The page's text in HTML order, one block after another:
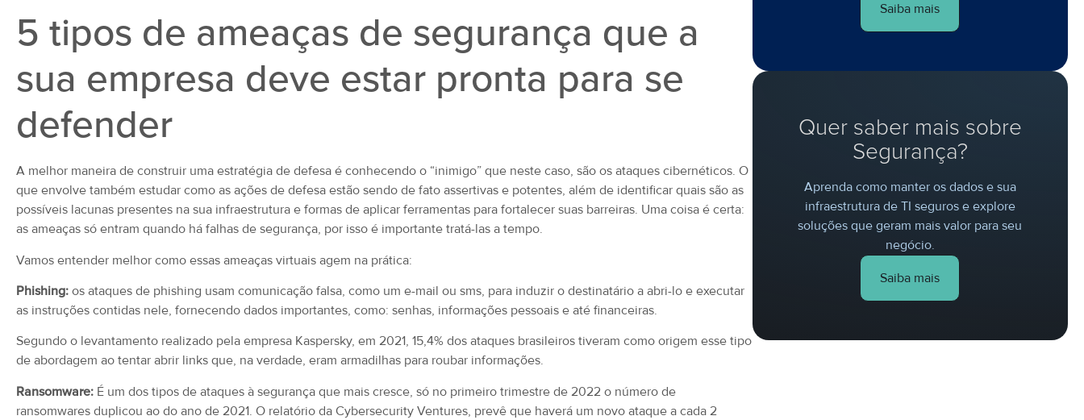
5 tipos de ameaças de segurança que a
sua empresa deve estar pronta para se
defender
A melhor maneira de construir uma estratégia de defesa é conhecendo o “inimigo” que neste caso, são os ataques cibernéticos. O
que envolve também estudar como as ações de defesa estão sendo de fato assertivas e potentes, além de identificar quais são as
possíveis lacunas presentes na sua infraestrutura e formas de aplicar ferramentas para fortalecer suas barreiras. Uma coisa é certa:
as ameaças só entram quando há falhas de segurança, por isso é importante tratá-las a tempo.
Vamos entender melhor como essas ameaças virtuais agem na prática:
Phishing: os ataques de phishing usam comunicação falsa, como um e-mail ou sms, para induzir o destinatário a abri-lo e executar
as instruções contidas nele, fornecendo dados importantes, como: senhas, informações pessoais e até financeiras.
Segundo o levantamento realizado pela empresa Kaspersky, em 2021, 15,4% dos ataques brasileiros tiveram como origem esse tipo
de abordagem ao tentar abrir links que, na verdade, eram armadilhas para roubar informações.
Ransomware: É um dos tipos de ataques à segurança que mais cresce, só no primeiro trimestre de 2022 o número de
ransomwares duplicou ao do ano de 2021. O relatório da Cybersecurity Ventures, prevê que haverá um novo ataque a cada 2
Saiba mais
Quer saber mais sobre
Segurança?
Aprenda como manter os dados e sua
infraestrutura de TI seguros e explore
soluções que geram mais valor para seu
negócio.
Saiba mais